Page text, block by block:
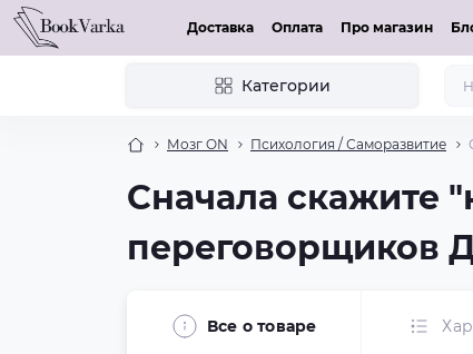
Доставка Оплата Про магазин
Категории
Мозг ON Психология / Саморазвитие
Сначала скажите
переговорщиков
Все о товаре